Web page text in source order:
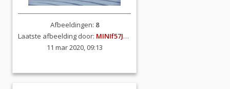
Afbeeldingen: 8
Laatste afbeelding door: MINIf57JCW
11 mar 2020, 09:13